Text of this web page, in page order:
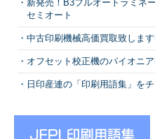
新発売！B3フルオートラミネ
セミオート
中古印刷機械高価買取致しま
オフセット校正機のパイオニ
日印産連の「印刷用語集」をチ